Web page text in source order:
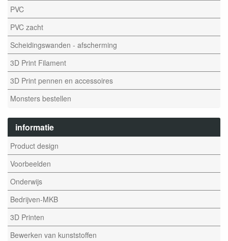
PVC
PVC zacht
Scheidingswanden - afscherming
3D Print Filament
3D Print pennen en accessoires
Monsters bestellen
informatie
Product design
Voorbeelden
Onderwijs
Bedrijven-MKB
3D Printen
Bewerken van kunststoffen